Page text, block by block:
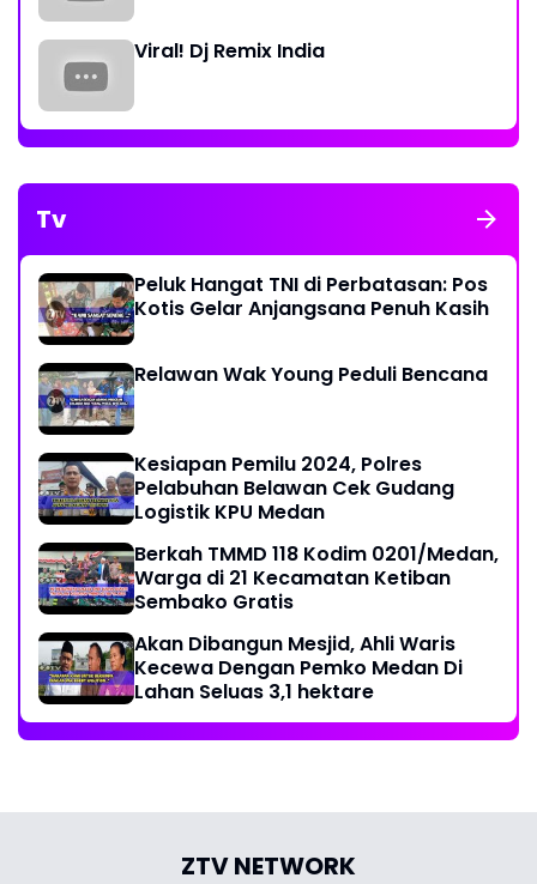
Viral! Dj Remix India
Tv
Peluk Hangat TNI di Perbatasan: Pos
Kotis Gelar Anjangsana Penuh Kasih
Relawan Wak Young Peduli Bencana
Kesiapan Pemilu 2024, Polres
Pelabuhan Belawan Cek Gudang
Logistik KPU Medan
Berkah TMMD 118 Kodim 0201/Medan,
Warga di 21 Kecamatan Ketiban
Sembako Gratis
Akan Dibangun Mesjid, Ahli Waris
Kecewa Dengan Pemko Medan Di
Lahan Seluas 3,1 hektare
ZTV NETWORK